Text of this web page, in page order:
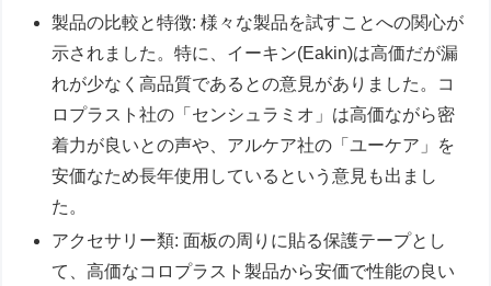
製品の比較と特徴: 様々な製品を試すことへの関心が
示されました。特に、イーキン(Eakin)は高価だが漏
れが少なく高品質であるとの意見がありました。コ
ロプラスト社の「センシュラミオ」は高価ながら密
着力が良いとの声や、アルケア社の「ユーケア」を
安価なため長年使用しているという意見も出まし
た。
アクセサリー類: 面板の周りに貼る保護テープとし
て、高価なコロプラスト製品から安価で性能の良い